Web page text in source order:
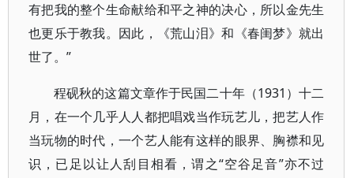
有把我的整个生命献给和平之神的决心，所以金先生
也更乐于教我。因此，《荒山泪》和《春闺梦》就出
世了。”
程砚秋的这篇文章作于民国二十年（1931）十二
月，在一个几乎人人都把唱戏当作玩艺儿，把艺人作
当玩物的时代，一个艺人能有这样的眼界、胸襟和见
识，已足以让人刮目相看，谓之“空谷足音”亦不过